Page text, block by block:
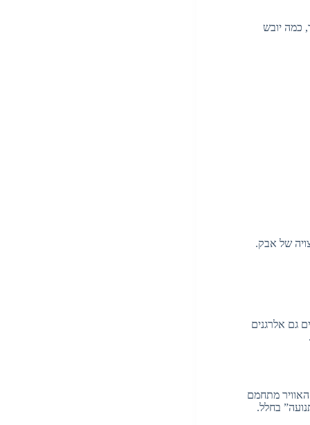
כמה יובש
של אבק.
גם אלרגנים
האוויר מתחמם
בחלל.